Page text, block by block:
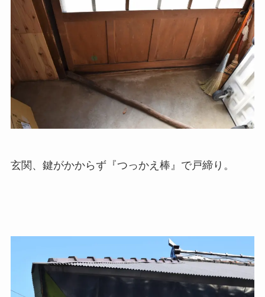
玄関、鍵がかからず『つっかえ棒』で戸締り。